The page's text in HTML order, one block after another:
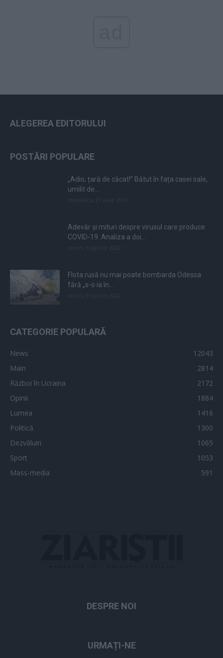
ALEGEREA EDITORULUI
POSTĂRI POPULARE
„Adio, țară de căcat!” Bătut în fața casei sale,
umilit de...
Adevăr și mituri despre virusul care produce
COVID-19. Analiza a doi...
Flota rusă nu mai poate bombarda Odessa
fără „s-o ia în...
CATEGORIE POPULARĂ
News
12043
Main
2814
Război în Ucraina
2172
Opinii
1884
Lumea
1416
Politică
1300
Dezvăluiri
1065
Sport
1053
Mass-media
591
DESPRE NOI
URMAȚI-NE